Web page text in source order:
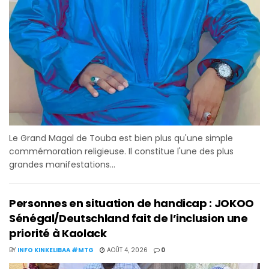
Le Grand Magal de Touba est bien plus qu'une simple
commémoration religieuse. Il constitue l'une des plus
grandes manifestations...
Personnes en situation de handicap : JOKOO
Sénégal/Deutschland fait de l’inclusion une
priorité à Kaolack
BY INFO KINKELIBAA #MTG AOÛT 4, 2026 0